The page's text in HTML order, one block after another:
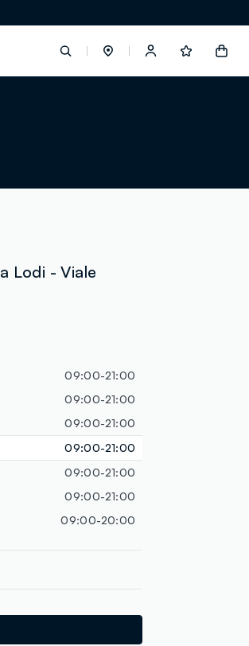
Lodi - Viale
09:00-21:00
09:00-21:00
09:00-21:00
09:00-21:00
09:00-21:00
09:00-21:00
09:00-20:00